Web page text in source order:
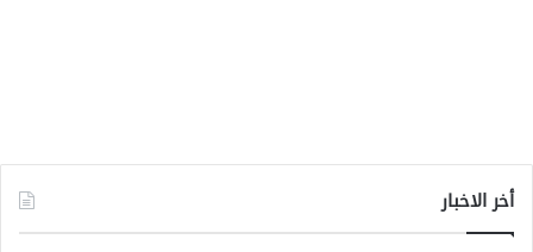
أخر الاخبار